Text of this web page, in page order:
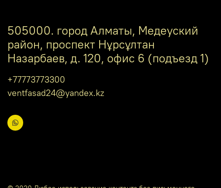
505000. город Алматы, Медеуский
район, проспект Нұрсұлтан
Назарбаев, д. 120, офис 6 (подъезд 1)
+77773773300
ventfasad24@yandex.kz